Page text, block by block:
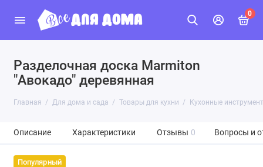
0
Разделочная доска Marmiton
"Авокадо" деревянная
Главная Для дома и сада Товары для кухни Кухонные
Описание Характеристики Отзывы 0 Вопросы и
Популярный